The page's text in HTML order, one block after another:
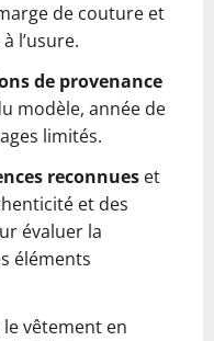
de couture et
l’usure.
de provenance
modèle, année de
limités.
reconnues et
et des
évaluer la
éléments
le vêtement en